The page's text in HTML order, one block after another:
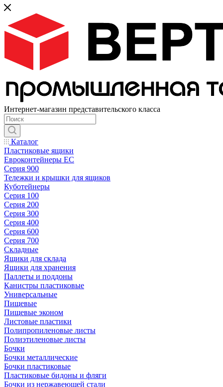
Интернет-магазин представительского класса
Каталог
Пластиковые ящики
Евроконтейнеры ЕС
Серия 900
Тележки и крышки для ящиков
Куботейнеры
Серия 100
Серия 200
Серия 300
Серия 400
Серия 600
Серия 700
Складные
Ящики для склада
Ящики для хранения
Паллеты и поддоны
Канистры пластиковые
Универсальные
Пищевые
Пищевые эконом
Листовые пластики
Полипропиленовые листы
Полиэтиленовые листы
Бочки
Бочки металлические
Бочки пластиковые
Пластиковые бидоны и фляги
Бочки из нержавеющей стали